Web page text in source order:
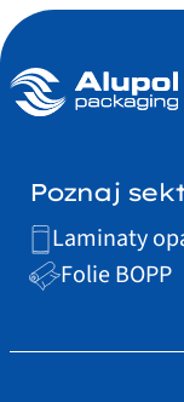
Poznaj
Laminaty
Folie BOPP